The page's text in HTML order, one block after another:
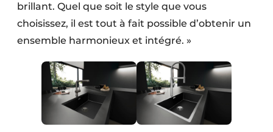
brillant. Quel que soit le style que vous
choisissez, il est tout à fait possible d’obtenir un
ensemble harmonieux et intégré. »